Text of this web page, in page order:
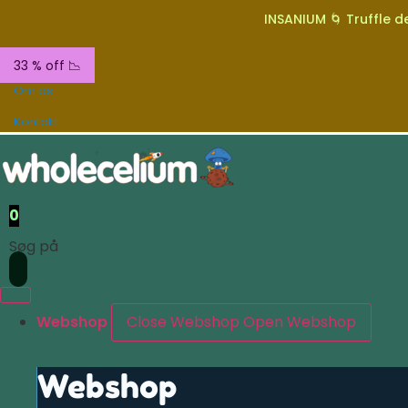
INSANIUM 🌀 Truffle
33 % off 📉
Om os
Kontakt
0
Søg på
Webshop Close Webshop Open Webshop
Webshop